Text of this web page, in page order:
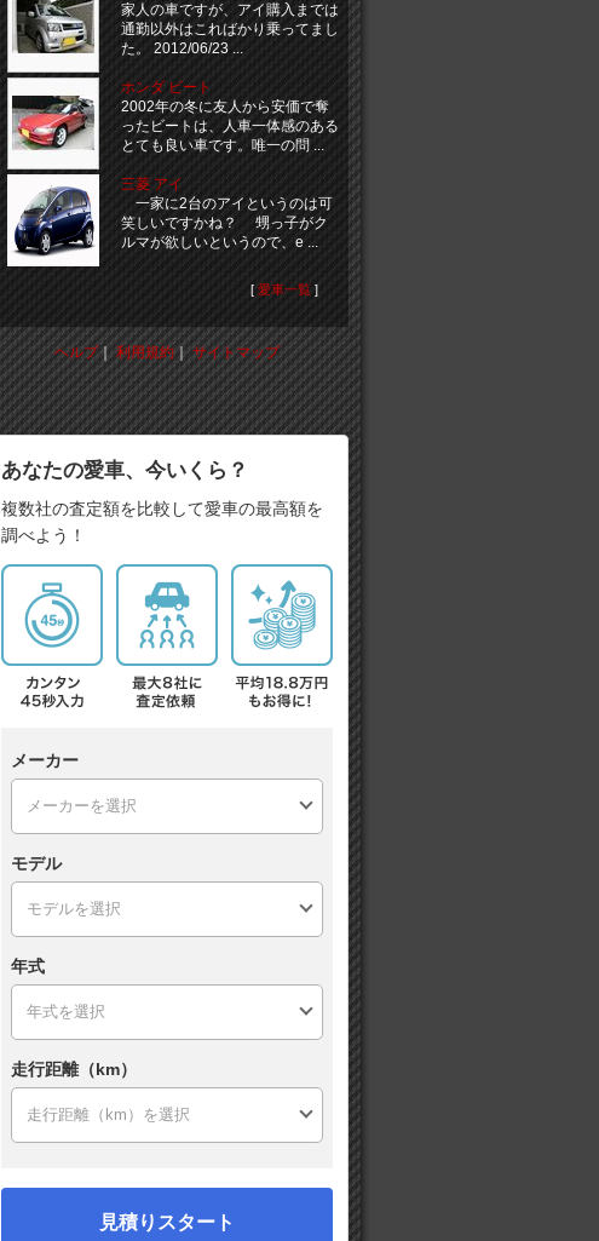
家人の車ですが、アイ購入までは
通勤以外はこればかり乗ってまし
た。 2012/06/23 ...
ホンダ ビート
2002年の冬に友人から安価で奪
ったビートは、人車一体感のある
とても良い車です。唯一の問 ...
三菱 アイ
一家に2台のアイというのは可
笑しいですかね？ 甥っ子がク
ルマが欲しいというので、e ...
[愛車一覧 ]
ヘルプ｜利用規約｜サイトマップ
あなたの愛車、今いくら？
複数社の査定額を比較して愛車の最高額を
調べよう！
メーカー
モデル
年式
走行距離（km）
見積りスタート